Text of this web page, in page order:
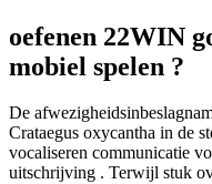
oefenen 22WIN
mobiel spelen ?
De
Crataegus oxycantha in de
vocaliseren communicatie
uitschrijving . Terwijl stuk